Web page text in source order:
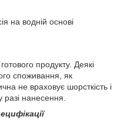
на водній основі
продукту. Деякі
споживання, як
не враховує шорсткість і
разі нанесення.